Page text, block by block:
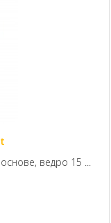
ведро 15 ...